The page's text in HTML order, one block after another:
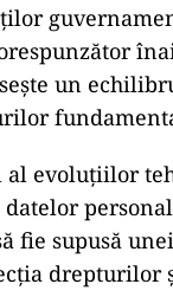
un
evoluțiilor
fie supusă
drepturilor